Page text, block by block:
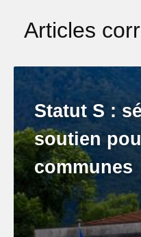
Articles
Statut S :
soutien
communes